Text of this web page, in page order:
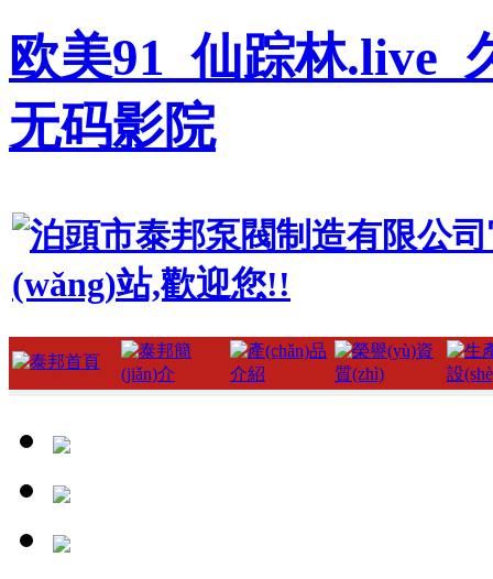
欧美91_仙踪林.live_
无码影院